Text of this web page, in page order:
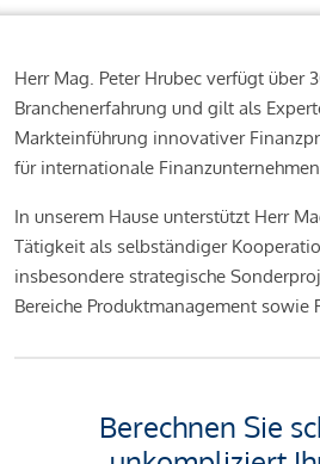
Herr Mag. Peter Hrubec verfügt über
Branchenerfahrung und gilt als
Markteinführung innovativer
für internationale
In unserem Hause unterstützt Herr
Tätigkeit als selbständiger
insbesondere strategische
Bereiche Produktmanagement sowie
Berechnen Sie